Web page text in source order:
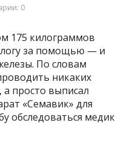
0
175 килограммов
за помощью — и
По словам
никаких
а просто выписал
«Семавик» для
обследоваться медик